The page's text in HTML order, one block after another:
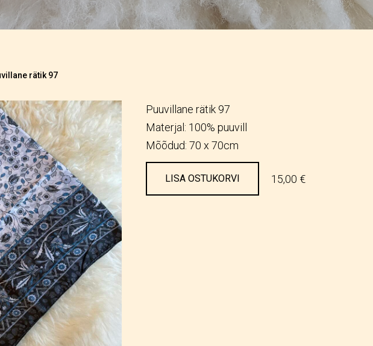
rätik 97
Puuvillane rätik 97
Materjal: 100% puuvill
Mõõdud: 70 x 70cm
LISA OSTUKORVI 15,00 €